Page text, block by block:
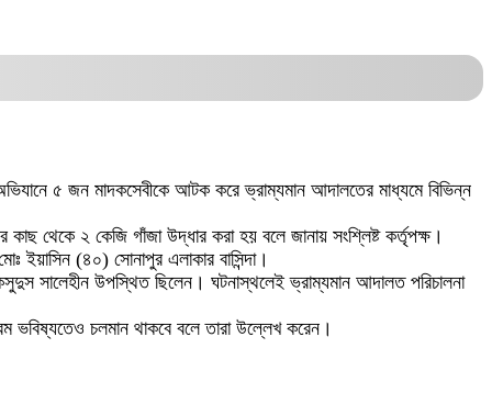
৫ জন মাদকসেবীকে আটক করে ভ্রাম্যমান আদালতের মাধ্যমে বিভিন্ন
থেকে ২ কেজি গাঁজা উদ্ধার করা হয় বলে জানায় সংশ্লিষ্ট কর্তৃপক্ষ।
(৪০) সোনাপুর এলাকার বাসিন্দা।
সালেহীন উপস্থিত ছিলেন। ঘটনাস্থলেই ভ্রাম্যমান আদালত পরিচালনা
ভবিষ্যতেও চলমান থাকবে বলে তারা উল্লেখ করেন।